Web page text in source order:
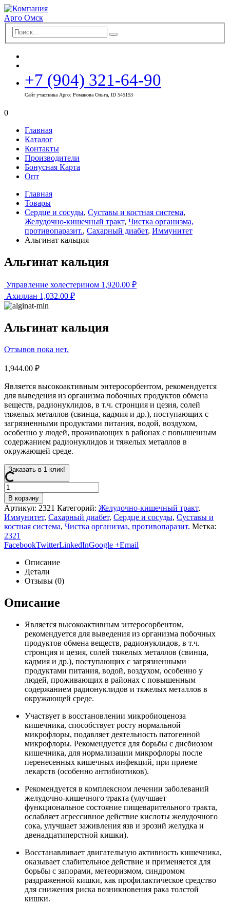
+7 (904) 321-64-90
Сайт участника Арго: Романова Ольга, ID 545153
0
Главная
Каталог
Контакты
Производители
Бонусная Карта
Опт
Главная
Товары
Сердце и сосуды, Суставы и костная система,
Желудочно-кишечный тракт, Чистка организма,
противопаразит., Сахарный диабет, Иммунитет
Альгинат кальция
Альгинат кальция
Управление холестерином 1,920.00 ₽
Ахиллан 1,032.00 ₽
Альгинат кальция
Отзывов пока нет.
1,944.00 ₽
Является высокоактивным энтеросорбентом, рекомендуется
для выведения из организма побочных продуктов обмена
веществ, радионуклидов, в т.ч. стронция и цезия, солей
тяжелых металлов (свинца, кадмия и др.), поступающих с
загрязненными продуктами питания, водой, воздухом,
особенно у людей, проживающих в районах с повышенным
содержанием радионуклидов и тяжелых металлов в
окружающей среде.
Заказать в 1 клик!
В корзину
Артикул: 2321 Категорий: Желудочно-кишечный тракт,
Иммунитет, Сахарный диабет, Сердце и сосуды, Суставы и
костная система, Чистка организма, противопаразит. Метка:
2321
FacebookTwitterLinkedInGoogle +Email
Описание
Детали
Отзывы (0)
Описание
Является высокоактивным энтеросорбентом,
рекомендуется для выведения из организма побочных
продуктов обмена веществ, радионуклидов, в т.ч.
стронция и цезия, солей тяжелых металлов (свинца,
кадмия и др.), поступающих с загрязненными
продуктами питания, водой, воздухом, особенно у
людей, проживающих в районах с повышенным
содержанием радионуклидов и тяжелых металлов в
окружающей среде.
Участвует в восстановлении микробиоценоза
кишечника, способствует росту нормальной
микрофлоры, подавляет деятельность патогенной
микрофлоры. Рекомендуется для борьбы с дисбиозом
кишечника, для нормализации микрофлоры после
перенесенных кишечных инфекций, при приеме
лекарств (особенно антибиотиков).
Рекомендуется в комплексном лечении заболеваний
желудочно-кишечного тракта (улучшает
функциональное состояние пищеварительного тракта,
ослабляет агрессивное действие кислоты желудочного
сока, улучшает заживления язв и эрозий желудка и
двенадцатиперстной кишки).
Восстанавливает двигательную активность кишечника,
оказывает слабительное действие и применяется для
борьбы с запорами, метеоризмом, синдромом
раздраженной кишки, как профилактическое средство
для снижения риска возникновения рака толстой
кишки.